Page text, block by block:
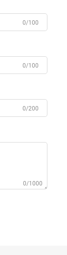
0/100
0/100
0/200
0/1000